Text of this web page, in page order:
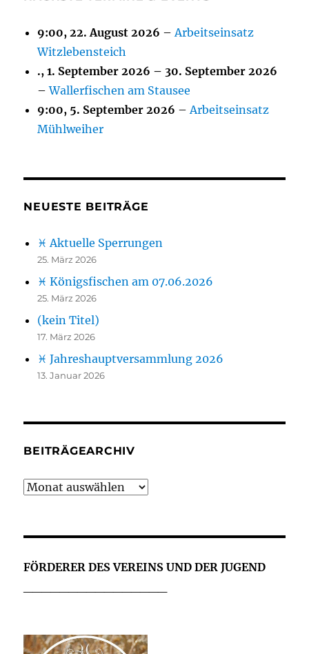
9:00,22. August 2026 –Arbeitseinsatz
Witzlebensteich
.,1. September 2026 – 30. September 2026
–Wallerfischen am Stausee
9:00, 5. September 2026 –Arbeitseinsatz
Mühlweiher
NEUESTE BEITRÄGE
♓ Aktuelle Sperrungen
25. März 2026
♓ Königsfischen am 07.06.2026
25. März 2026
(kein Titel)
17. März 2026
♓ Jahreshauptversammlung 2026
13. Januar 2026
BEITRÄGEARCHIV
Beiträgearchiv
FÖRDERER DES VEREINS UND DER JUGEND